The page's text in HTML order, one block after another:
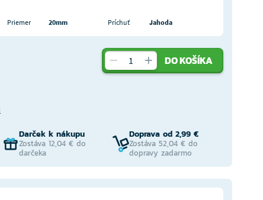
Priemer 20mm Príchuť Jahoda
DO KOŠÍKA
Darček k nákupu
Zostáva 12,04 € do
darčeka
Doprava od 2,99 €
Zostáva 52,04 € do
dopravy zadarmo